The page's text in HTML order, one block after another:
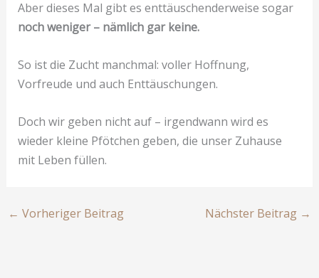
Aber dieses Mal gibt es enttäuschenderweise sogar
noch weniger – nämlich gar keine.
So ist die Zucht manchmal: voller Hoffnung,
Vorfreude und auch Enttäuschungen.
Doch wir geben nicht auf – irgendwann wird es
wieder kleine Pfötchen geben, die unser Zuhause
mit Leben füllen.
← Vorheriger Beitrag Nächster Beitrag →